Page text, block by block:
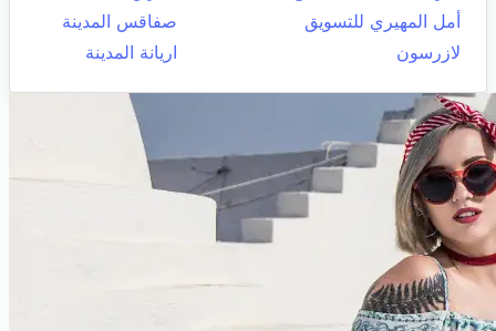
أمل المهيري للتسويق
صفاقس المدينة
لازرسون
اريانة المدينة